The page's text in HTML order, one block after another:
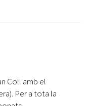
Coll amb el
Per a tota la